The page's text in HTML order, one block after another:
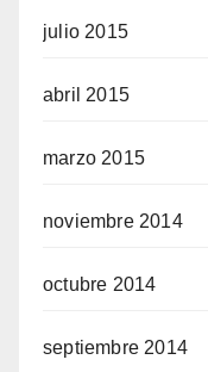
julio 2015
abril 2015
marzo 2015
noviembre 2014
octubre 2014
septiembre 2014